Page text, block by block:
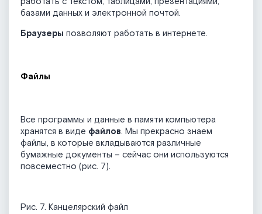
базами данных и электронной почтой.
Браузеры позволяют работать в интернете.
Файлы
Все программы и данные в памяти компьютера
хранятся в виде файлов. Мы прекрасно знаем
файлы, в которые вкладываются различные
бумажные документы – сейчас они используются
повсеместно (рис. 7).
Рис. 7. Канцелярский файл